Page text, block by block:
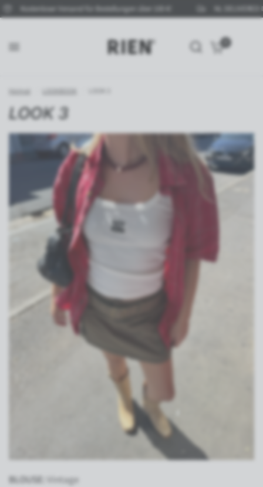
Kostenloser Versand für Bestellungen über 100 €! NL DELIVERED IN 3
Heimat LOOKBOOK
LOOK 3 Teile:
LOOK 3
BLOUSE: Vintage